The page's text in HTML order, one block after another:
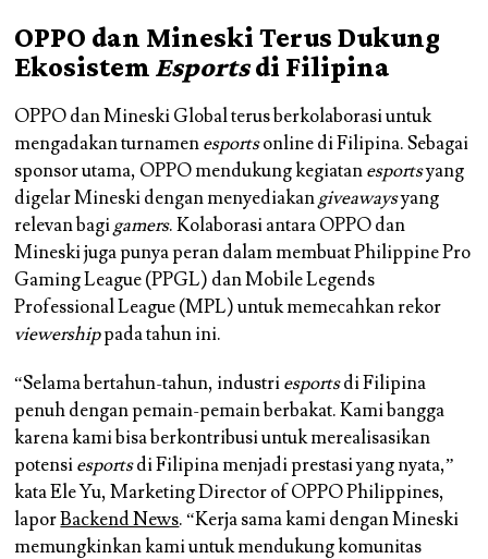
OPPO dan Mineski Terus Dukung
Ekosistem Esportsdi Filipina
OPPO dan Mineski Global terus berkolaborasi untuk
mengadakan turnamenesportsonline di Filipina. Sebagai
sponsor utama, OPPO mendukung kegiatanesportsyang
digelar Mineski dengan menyediakangiveawaysyang
relevan bagigamers. Kolaborasi antara OPPO dan
Mineski juga punya peran dalam membuatPhilippine Pro
Gaming League (PPGL) danMobile Legends
Professional League (MPL)untuk memecahkan rekor
viewershippada tahun ini.
“Selama bertahun-tahun, industriesportsdi Filipina
penuh dengan pemain-pemain berbakat. Kami bangga
karena kami bisa berkontribusi untuk merealisasikan
potensiesportsdi Filipina menjadi prestasi yang nyata,”
kataEle Yu, Marketing Director of OPPO Philippines,
laporBackend News. “Kerja sama kami dengan Mineski
memungkinkan kami untuk mendukung komunitas